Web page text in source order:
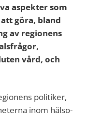
aspekter som
göra, bland
av regionens
vård, och
politiker,
inom hälso-